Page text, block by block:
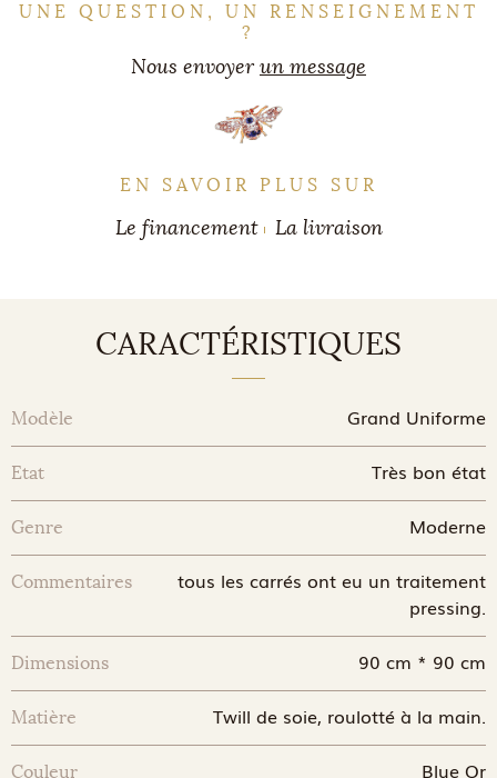
UNE QUESTION, UN RENSEIGNEMENT
?
Nous envoyerun message
EN SAVOIR PLUS SUR
Le financement La livraison
CARACTÉRISTIQUES
Modèle Grand Uniforme
Etat Très bon état
Genre Moderne
Commentaires
tous les carrés ont eu un traitement
pressing.
Dimensions 90 cm * 90 cm
Matière Twill de soie, roulotté à la main.
Couleur Blue Or